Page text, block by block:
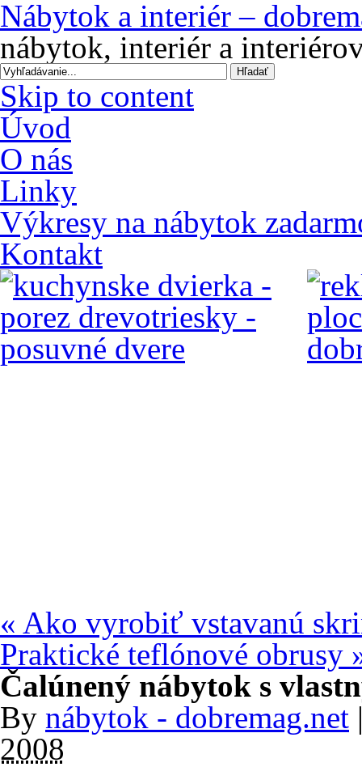
Nábytok a interiér –
nábytok, interiér a
Skip to content
Úvod
O nás
Linky
Výkresy na nábytok
Kontakt
« Ako vyrobiť vstavanú
Praktické teflónové obrusy
Čalúnený nábytok s
By nábytok - dobremag.net
2008